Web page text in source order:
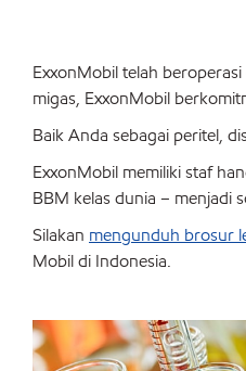
ExxonMobil telah
migas, ExxonMobil
Baik Anda sebagai peritel,
ExxonMobil memiliki staf
BBM kelas dunia – menjadi
Silakan mengunduh brosur
Mobil di Indonesia.